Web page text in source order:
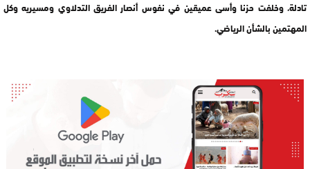
تادلة، وخلفت حزنا وأسى عميقين في نفوس أنصار الفريق التدلاوي ومسيريه وكل
المهتمين بالشأن الرياضي.